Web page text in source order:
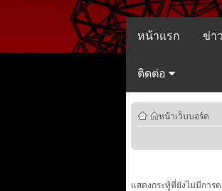
หน้าแรก ข่าว
ติดต่อ
หน้าเว็บบอร์ด
แสดงกระทู้ที่ยังไม่มีการ